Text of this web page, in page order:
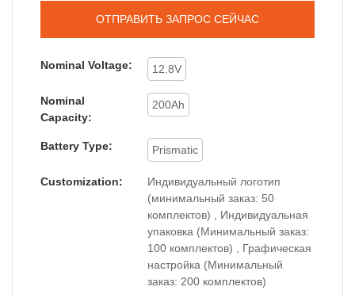
ОТПРАВИТЬ ЗАПРОС СЕЙЧАС
Nominal Voltage: 12.8V
Nominal
Capacity:
200Ah
Battery Type: Prismatic
Customization:
Индивидуальный логотип
(минимальный заказ: 50
комплектов) , Индивидуальная
упаковка (Минимальный заказ:
100 комплектов) , Графическая
настройка (Минимальный
заказ: 200 комплектов)